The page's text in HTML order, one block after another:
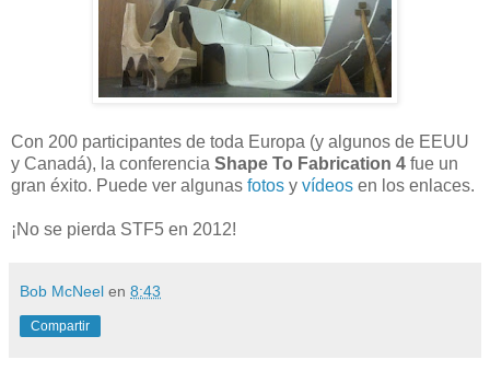
Con 200 participantes de toda Europa (y algunos de EEUU
y Canadá), la conferencia Shape To Fabrication 4 fue un
gran éxito. Puede ver algunas fotos y vídeos en los enlaces.
¡No se pierda STF5 en 2012!
Bob McNeel en 8:43
Compartir